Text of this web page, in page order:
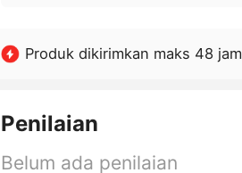
Produk dikirimkan maks 48 jam
Penilaian
Belum ada penilaian